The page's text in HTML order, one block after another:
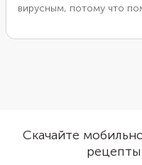
вирусным, потому что
приготовления и
яйцами. Получается
одновременно
соленый и пикантный вкус.
Скачайте
рецепты